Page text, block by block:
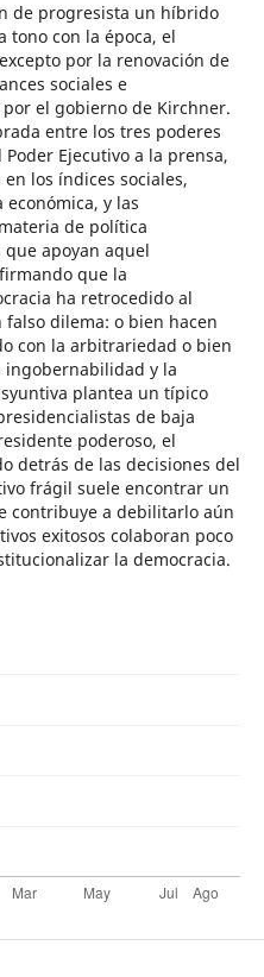
de progresista un híbrido
con la época, el
por la renovación de
sociales e
el gobierno de Kirchner.
entre los tres poderes
Ejecutivo a la prensa,
los índices sociales,
y las
de política
apoyan aquel
que la
ha retrocedido al
dilema: o bien hacen
con la arbitrariedad o bien
ingobernabilidad y la
plantea un típico
de baja
poderoso, el
detrás de las decisiones del
frágil suele encontrar un
contribuye a debilitarlo aún
exitosos colaboran poco
la democracia.